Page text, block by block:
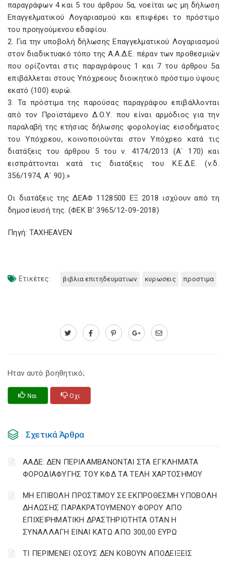
παραγράφων 4 και 5 του άρθρου 5α, νοείται ως μη δήλωση
Επαγγελματικού Λογαριασμού και επιφέρει το πρόστιμο
του προηγούμενου εδαφίου.
2. Για την υποβολή δήλωσης Επαγγελματικού Λογαριασμού
στον διαδικτυακό τόπο της Α.Α.Δ.Ε. πέραν των προθεσμιών
που ορίζονται στις παραγράφους 1 και 7 του άρθρου 5α
επιβάλλεται στους Υπόχρεους διοικητικό πρόστιμο ύψους
εκατό (100) ευρώ.
3. Τα πρόστιμα της παρούσας παραγράφου επιβάλλονται
από τον Προϊστάμενο Δ.Ο.Υ. που είναι αρμόδιος για την
παραλαβή της ετήσιας δήλωσης φορολογίας εισοδήματος
του Υπόχρεου, κοινοποιούνται στον Υπόχρεο κατά τις
διατάξεις του άρθρου 5 του ν. 4174/2013 (Α΄ 170) και
εισπράττονται κατά τις διατάξεις του Κ.Ε.Δ.Ε. (ν.δ.
356/1974, Α΄ 90).»
Οι διατάξεις της ΔΕΑΦ 1128500 ΕΞ 2018 ισχύουν από τη
δημοσίευσή της. (ΦΕΚ Β’ 3965/12-09-2018)
Πηγή: TAXHEAVEN
Ετικέτες: βιβλια επιτηδευματιων κυρωσεις προστιμα
Ηταν αυτό βοηθητικό;
Ναι Οχι
Σχετικά Άρθρα
ΑΑΔΕ: ΔΕΝ ΠΕΡΙΛΑΜΒΑΝΟΝΤΑΙ ΣΤΑ ΕΓΚΛΗΜΑΤΑ
ΦΟΡΟΔΙΑΦΥΓΗΣ ΤΟΥ ΚΦΔ ΤΑ ΤΕΛΗ ΧΑΡΤΟΣΗΜΟΥ
ΜΗ ΕΠΙΒΟΛΗ ΠΡΟΣΤΙΜΟΥ ΣΕ ΕΚΠΡΟΘΕΣΜΗ ΥΠΟΒΟΛΗ
ΔΗΛΩΣΗΣ ΠΑΡΑΚΡΑΤΟΥΜΕΝΟΥ ΦΟΡΟΥ ΑΠΟ
ΕΠΙΧΕΙΡΗΜΑΤΙΚΗ ΔΡΑΣΤΗΡΙΟΤΗΤΑ ΟΤΑΝ Η
ΣΥΝΑΛΛΑΓΗ ΕΙΝΑΙ ΚΑΤΩ ΑΠΟ 300,00 ΕΥΡΩ
ΤΙ ΠΕΡΙΜΕΝΕΙ ΟΣΟΥΣ ΔΕΝ ΚΟΒΟΥΝ ΑΠΟΔΕΙΞΕΙΣ